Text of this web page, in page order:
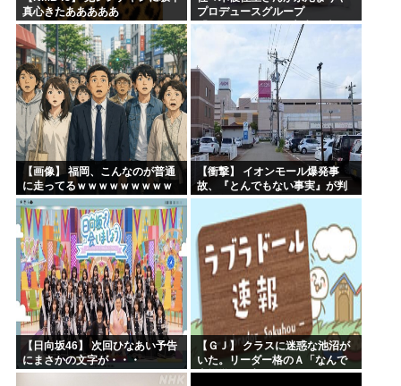
真心きたあああああ
プロデュースグループ
「WASURENA」に加入発表！
現在のグループと兼任へ【元
AKB48ゆかるん・まりやぎ】
【画像】 福岡、こんなのが普通
に走ってるｗｗｗｗｗｗｗｗｗ
ｗｗｗｗｗｗｗ
【衝撃】 イオンモール爆発事
故、『とんでもない事実』が判
明してしまう・・・・・・
【日向坂46】 次回ひなあい予告
にまさかの文字が・・・
【ＧＪ】 クラスに迷惑な池沼が
いた。リーダー格のＡ「なんで
支援学級に入れないんです